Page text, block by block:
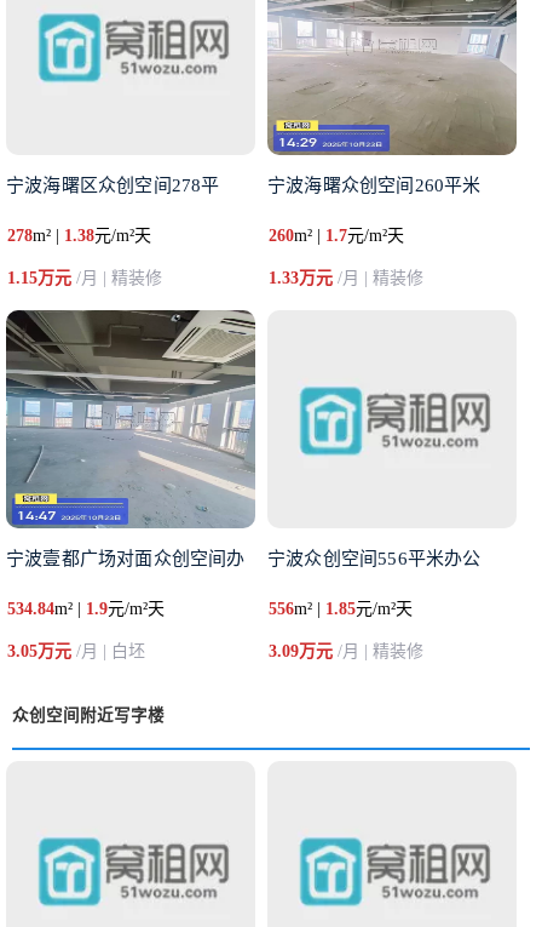
宁波海曙区众创空间278平
278m² | 1.38元/m²天
1.15万元 /月 | 精装修
宁波海曙众创空间260平米
260m² | 1.7元/m²天
1.33万元/月 | 精装修
宁波壹都广场对面众创空间办
534.84m² | 1.9元/m²天
3.05万元 /月 | 白坯
宁波众创空间556平米办公
556m² | 1.85元/m²天
3.09万元/月 | 精装修
众创空间附近写字楼